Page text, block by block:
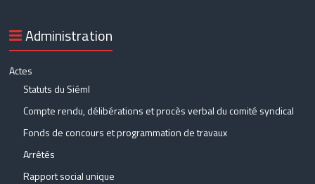
Administration
Actes
Statuts du Siéml
Compte rendu, délibérations et procès verbal du comité syndical
Fonds de concours et programmation de travaux
Arrêtés
Rapport social unique